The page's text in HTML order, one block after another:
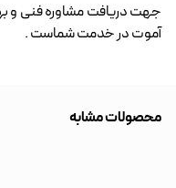
جهت دریافت مشاوره فنی و
آموت در خدمت شماست .
محصولات مشابه